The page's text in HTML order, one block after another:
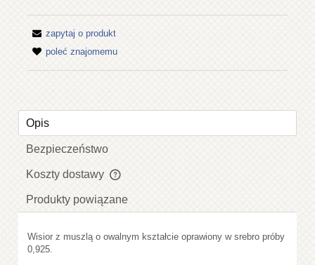
zapytaj o produkt
poleć znajomemu
Opis
Bezpieczeństwo
Koszty dostawy
Cena nie zawiera ewentualnych kosztów płatności
Produkty powiązane
Wisior z muszlą o owalnym kształcie oprawiony w srebro próby
0,925.